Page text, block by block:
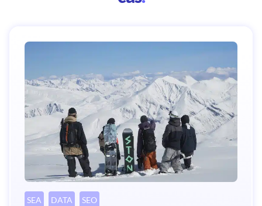
SEA DATA SEO